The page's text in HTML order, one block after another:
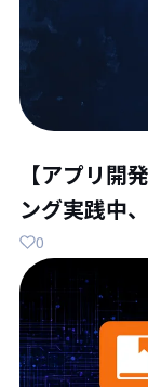
【アプリ開
ング実践中
0